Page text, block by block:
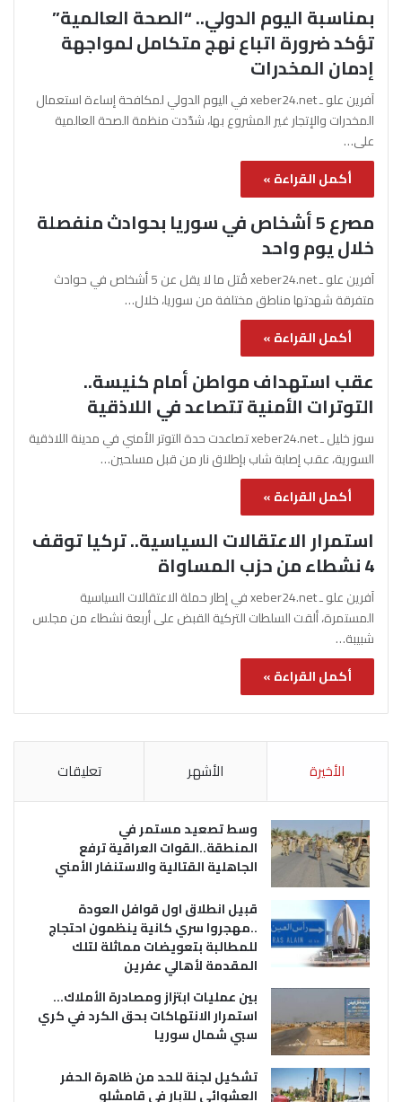
بمناسبة اليوم الدولي.. “الصحة العالمية”
تؤكد ضرورة اتباع نهج متكامل لمواجهة
إدمان المخدرات
آفرين علو ـ xeber24.net في اليوم الدولي لمكافحة إساءة استعمال
المخدرات والإتجار غير المشروع بها، شدّدت منظمة الصحة العالمية
على…
أكمل القراءة »
مصرع 5 أشخاص في سوريا بحوادث منفصلة
خلال يوم واحد
آفرين علو ـ xeber24.net قُتل ما لا يقل عن 5 أشخاص في حوادث
متفرقة شهدتها مناطق مختلفة من سوريا، خلال…
أكمل القراءة »
عقب استهداف مواطن أمام كنيسة..
التوترات الأمنية تتصاعد في اللاذقية
سوز خليل ـ xeber24.net تصاعدت حدة التوتر الأمني في مدينة اللاذقية
السورية، عقب إصابة شاب بإطلاق نار من قبل مسلحين…
أكمل القراءة »
استمرار الاعتقالات السياسية.. تركيا توقف
4 نشطاء من حزب المساواة
آفرين علو ـ xeber24.net في إطار حملة الاعتقالات السياسية
المستمرة، ألقت السلطات التركية القبض على أربعة نشطاء من مجلس
شبيبة…
أكمل القراءة »
الأخيرة الأشهر تعليقات
وسط تصعيد مستمر في
المنطقة..القوات العراقية ترفع
الجاهلية القتالية والاستنفار الأمني
قبيل انطلاق اول قوافل العودة
..مهجروا سري كانية ينظمون احتجاج
للمطالبة بتعويضات مماثلة لتلك
المقدمة لأهالي عفرين
بين عمليات ابتزاز ومصادرة الأملاك…
استمرار الانتهاكات بحق الكرد في كري
سبي شمال سوريا
تشكيل لجنة للحد من ظاهرة الحفر
العشوائي للآبار في قامشلو